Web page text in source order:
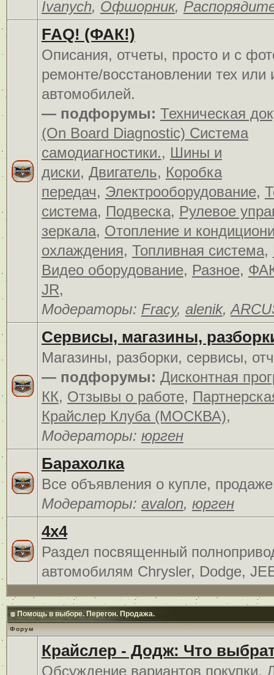
Ivanych, Офшорник,
FAQ! (ФАК!)
Описания, отчеты, просто и c
ремонте/восстановлении тех или
автомобилей.
— подфорумы: Техническая
(On Board Diagnostic) Система
самодиагностики., Шины и
диски, Двигатель, Коробка
передач, Электрооборудование,
система, Подвеска, Рулевое
зеркала, Отопление и
охлаждения, Топливная система,
Видео оборудование, Разное,
JR,
Модераторы: Fracy, alenik,
Сервисы, магазины,
Магазины, разборки, сервисы,
— подфорумы: Дисконтная
КК, Отзывы о работе,
Крайслер Клуба (МОСКВА),
Модераторы: юрген
Барахолка
Все объявления о купле,
Модераторы: avalon, юрген
4x4
Раздел посвященный
автомобилям Chrysler, Dodge,
Помощь в выборе. Перегон. Продажа.
Форум
Крайслер - Додж: Что
Обсуждение вариантов покупки.